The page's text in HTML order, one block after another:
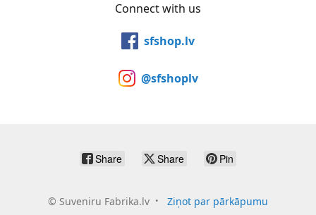
Connect with us
sfshop.lv
@sfshoplv
Share Share Pin
© Suveniru Fabrika.lv Ziņot par pārkāpumu